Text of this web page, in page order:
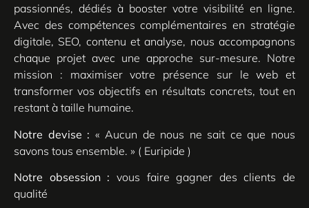
passionnés, dédiés à booster votre visibilité en ligne.
Avec des compétences complémentaires en stratégie
digitale, SEO, contenu et analyse, nous accompagnons
chaque projet avec une approche sur-mesure. Notre
mission : maximiser votre présence sur le web et
transformer vos objectifs en résultats concrets, tout en
restant à taille humaine.
Notre devise : « Aucun de nous ne sait ce que nous
savons tous ensemble. » ( Euripide )
Notre obsession : vous faire gagner des clients de
qualité